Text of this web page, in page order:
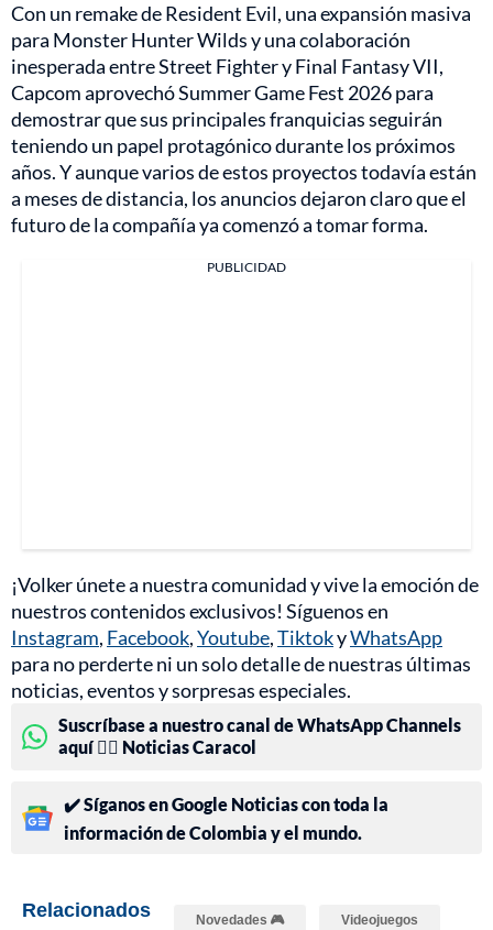
Con un remake de Resident Evil, una expansión masiva
para Monster Hunter Wilds y una colaboración
inesperada entre Street Fighter y Final Fantasy VII,
Capcom aprovechó Summer Game Fest 2026 para
demostrar que sus principales franquicias seguirán
teniendo un papel protagónico durante los próximos
años. Y aunque varios de estos proyectos todavía están
a meses de distancia, los anuncios dejaron claro que el
futuro de la compañía ya comenzó a tomar forma.
PUBLICIDAD
¡Volker únete a nuestra comunidad y vive la emoción de
nuestros contenidos exclusivos! Síguenos en
Instagram, Facebook,Youtube,TiktokyWhatsApp
para no perderte ni un solo detalle de nuestras últimas
noticias, eventos y sorpresas especiales.
Suscríbase a nuestro canal de WhatsApp Channels
aquí 👉🏻 Noticias Caracol
✔️ Síganos en Google Noticias con toda la
información de Colombia y el mundo.
Relacionados Novedades 🎮 Videojuegos